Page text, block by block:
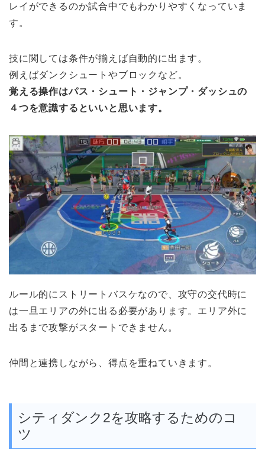
レイができるのか試合中でもわかりやすくなっていま
す。
技に関しては条件が揃えば自動的に出ます。
例えばダンクシュートやブロックなど。
覚える操作はパス・シュート・ジャンプ・ダッシュの
４つを意識するといいと思います。
ルール的にストリートバスケなので、攻守の交代時に
は一旦エリアの外に出る必要があります。エリア外に
出るまで攻撃がスタートできません。
仲間と連携しながら、得点を重ねていきます。
シティダンク2を攻略するためのコ
ツ